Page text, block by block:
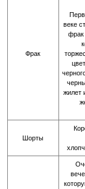
Фрак
веке
фрак
жилет
Шорты